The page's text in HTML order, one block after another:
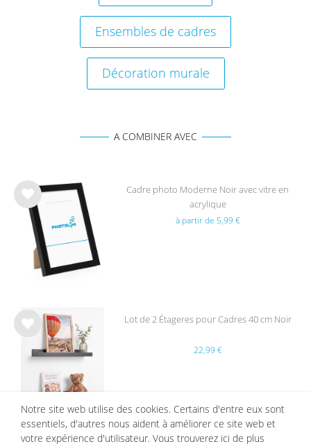
Ensembles de cadres
Décoration murale
A COMBINER AVEC
List
e de
sou
Cadre photo Moderne Noir avec vitre en
acrylique
à partir de 5,99 €
e de
sou
Lot de 2 Étageres pour Cadres 40 cm Noir
22,99 €
Notre site web utilise des cookies. Certains d'entre eux sont
essentiels, d'autres nous aident à améliorer ce site web et
votre expérience d'utilisateur. Vous trouverez ici de plus